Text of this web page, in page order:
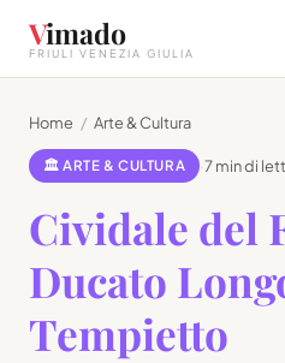
Vimado
FRIULI VENEZIA GIULIA
Home / Arte & Cultura
🏛 ARTE & CULTURA ·7 min di
Cividale del
Ducato
Tempietto